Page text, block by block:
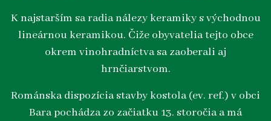
K najstarším sa radia nálezy keramiky s východnou
lineárnou keramikou. Čiže obyvatelia tejto obce
okrem vinohradníctva sa zaoberali aj
hrnčiarstvom.
Románska dispozícia stavby kostola (ev. ref.) v obci
Bara pochádza zo začiatku 13. storočia a má